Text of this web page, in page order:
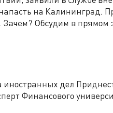
на Калининград.
Зачем? Обсудим в прямом
дел
Финансового